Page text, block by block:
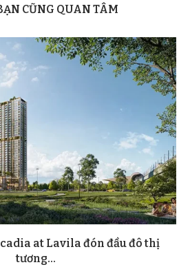
CŨNG QUAN TÂM
at Lavila đón đầu đô thị
tương...